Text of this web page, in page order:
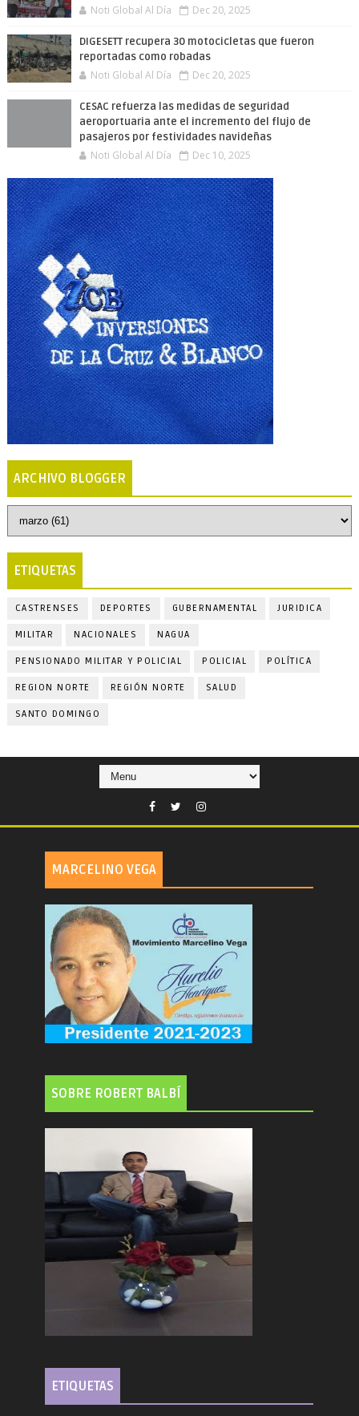
Noti Global Al Día Dec 20, 2025
DIGESETT recupera 30 motocicletas que fueron
reportadas como robadas
Noti Global Al Día Dec 20, 2025
CESAC refuerza las medidas de seguridad
aeroportuaria ante el incremento del flujo de
pasajeros por festividades navideñas
Noti Global Al Día Dec 10, 2025
ARCHIVO BLOGGER
ETIQUETAS
CASTRENSES DEPORTES GUBERNAMENTAL JURIDICA
MILITAR NACIONALES NAGUA
PENSIONADO MILITAR Y POLICIAL POLICIAL POLÍTICA
REGION NORTE REGIÓN NORTE SALUD
SANTO DOMINGO
MARCELINO VEGA
SOBRE ROBERT BALBÍ
ETIQUETAS